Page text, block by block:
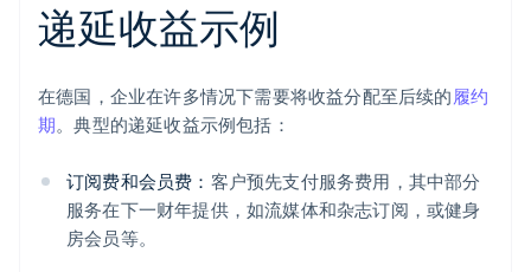
递延收益示例
在德国，企业在许多情况下需要将收益分配至后续的履约
期。典型的递延收益示例包括：
订阅费和会员费： 客户预先支付服务费用，其中部分
服务在下一财年提供，如流媒体和杂志订阅，或健身
房会员等。